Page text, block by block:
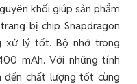
khối giúp sản phẩm
bị chip Snapdragon
xử lý tốt. Bộ nhớ trong
mAh. Với những tính
đến chất lượng tốt cùng